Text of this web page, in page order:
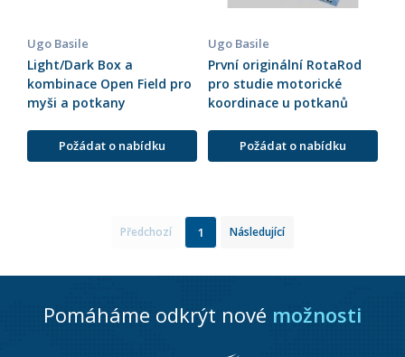
Ugo Basile
Light/Dark Box a
kombinace Open Field pro
myši a potkany
Požádat o nabídku
Ugo Basile
První originální RotaRod
pro studie motorické
koordinace u potkanů
Požádat o nabídku
Předchozí 1 Následující
Pomáháme odkrýt nové možnosti